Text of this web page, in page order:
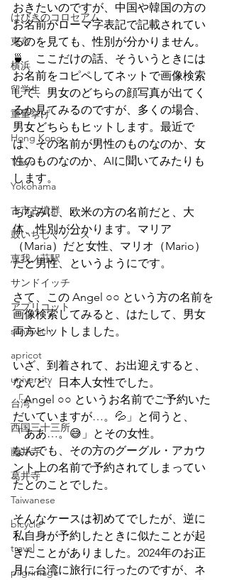
はびきのコロセアム
東京
横浜
留学生
重量挙げ
Hong Kong
Tokyo
Yokohama
古市古墳群
鼓いちじくソース
恵我ノ荘駅
サンドイッチ
アプリコット
sandwich
apricot
university
台湾
西国三十三所
藤井寺
葛井寺
Taiwanese
bicycle
travel
pilgrimage
おきたいのですが、中国や韓国の方の
お名前がローマ字表記で記載されてい
るのを見ても、性別が分かりません。
🍵　ここだけの話、そういうときには
お名前をコピペしてネットで画像検索
して、男女のどちらの顔写真が出てく
るか見てみるのですが、多くの場合、
男女どちらもヒットします。最近で
は、その名前が男性のものなのか、女
性のものなのか、AIに聞いてみたりも
します。
ちなみに、欧米の方の名前だと、大
体、性別が分かります。マリア
（Maria）だと女性、マリオ（Mario）
だと男性、というようにです。
さて、この Angel ○○ という方の名前を
画像検索してみると、はたして、男女
両方ヒットしました。
いざ、到着されて、お出迎えすると、
なんと、日本人女性でした。
「Angel ○○ というお名前でご予約いた
だいていますが…。💦」と伺うと、
「ああ…。😅」とその女性。
なんでも、その方のグーグル・アカウ
ント上の名前で予約されてしまってい
たとのことでした。
そんなケースは初めてでしたが、逆に
私自身が予約したときに似たことが起
きたことがありました。2024年のお正
月に台湾に旅行に行ったのですが、ネ